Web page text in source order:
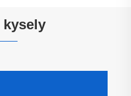
kysely